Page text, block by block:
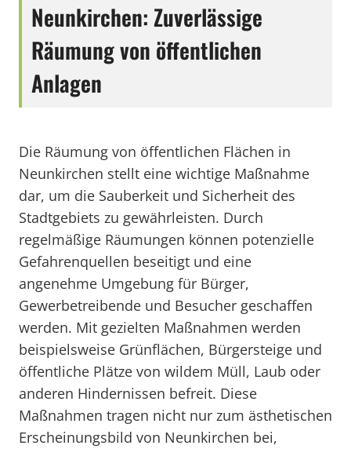
Neunkirchen: Zuverlässige
Räumung von öffentlichen
Anlagen
Die Räumung von öffentlichen Flächen in
Neunkirchen stellt eine wichtige Maßnahme
dar, um die Sauberkeit und Sicherheit des
Stadtgebiets zu gewährleisten. Durch
regelmäßige Räumungen können potenzielle
Gefahrenquellen beseitigt und eine
angenehme Umgebung für Bürger,
Gewerbetreibende und Besucher geschaffen
werden. Mit gezielten Maßnahmen werden
beispielsweise Grünflächen, Bürgersteige und
öffentliche Plätze von wildem Müll, Laub oder
anderen Hindernissen befreit. Diese
Maßnahmen tragen nicht nur zum ästhetischen
Erscheinungsbild von Neunkirchen bei,